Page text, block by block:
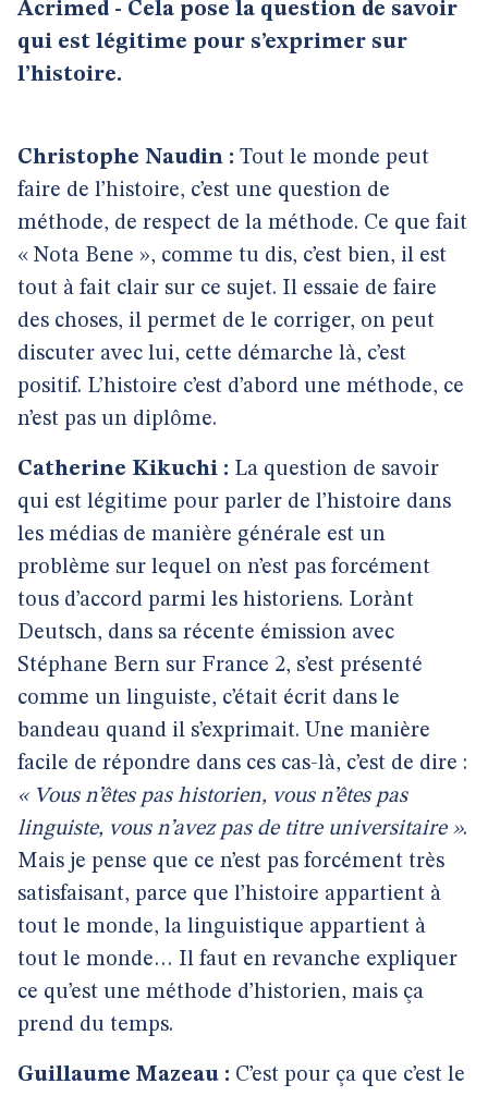
Acrimed - Cela pose la question de savoir
qui est légitime pour s’exprimer sur
l’histoire.
Christophe Naudin : Tout le monde peut
faire de l’histoire, c’est une question de
méthode, de respect de la méthode. Ce que fait
« Nota Bene », comme tu dis, c’est bien, il est
tout à fait clair sur ce sujet. Il essaie de faire
des choses, il permet de le corriger, on peut
discuter avec lui, cette démarche là, c’est
positif. L’histoire c’est d’abord une méthode, ce
n’est pas un diplôme.
Catherine Kikuchi : La question de savoir
qui est légitime pour parler de l’histoire dans
les médias de manière générale est un
problème sur lequel on n’est pas forcément
tous d’accord parmi les historiens. Lorànt
Deutsch, dans sa récente émission avec
Stéphane Bern sur France 2, s’est présenté
comme un linguiste, c’était écrit dans le
bandeau quand il s’exprimait. Une manière
facile de répondre dans ces cas-là, c’est de dire :
« Vous n’êtes pas historien, vous n’êtes pas
linguiste, vous n’avez pas de titre universitaire ».
Mais je pense que ce n’est pas forcément très
satisfaisant, parce que l’histoire appartient à
tout le monde, la linguistique appartient à
tout le monde… Il faut en revanche expliquer
ce qu’est une méthode d’historien, mais ça
prend du temps.
Guillaume Mazeau : C’est pour ça que c’est le